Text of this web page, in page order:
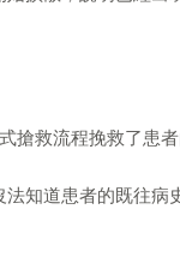
搶救流程挽救了患者
知道患者的既往病